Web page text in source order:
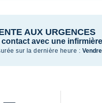
AUX URGENCES
avec une infirmière
sur la dernière heure :